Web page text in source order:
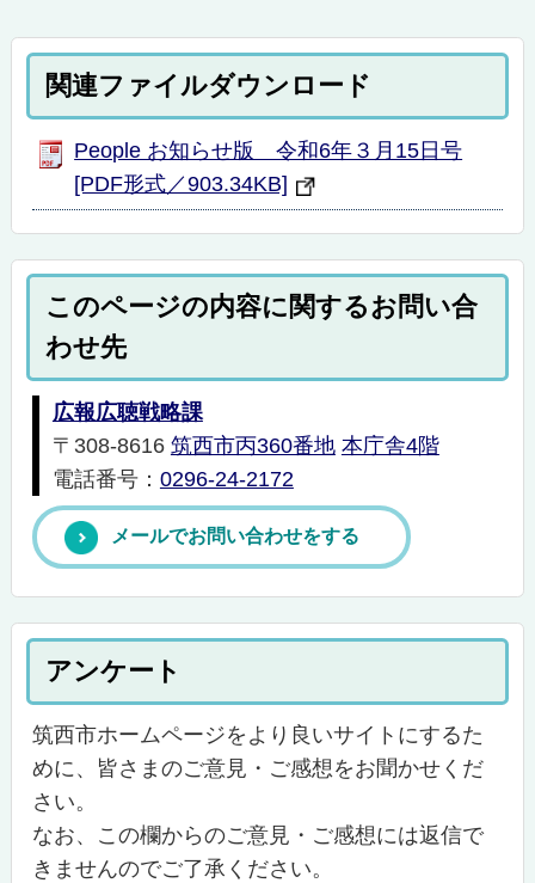
関連ファイルダウンロード
People お知らせ版 令和6年３月15日号
[PDF形式／903.34KB]
このページの内容に関するお問い合
わせ先
広報広聴戦略課
〒308-8616 筑西市丙360番地 本庁舎4階
電話番号： 0296-24-2172
メールでお問い合わせをする
アンケート
筑西市ホームページをより良いサイトにするた
めに、皆さまのご意見・ご感想をお聞かせくだ
さい。
なお、この欄からのご意見・ご感想には返信で
きませんのでご了承ください。